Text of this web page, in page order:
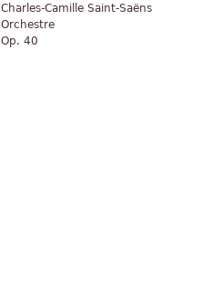
Charles-Camille Saint-Saëns
Orchestre
Op. 40